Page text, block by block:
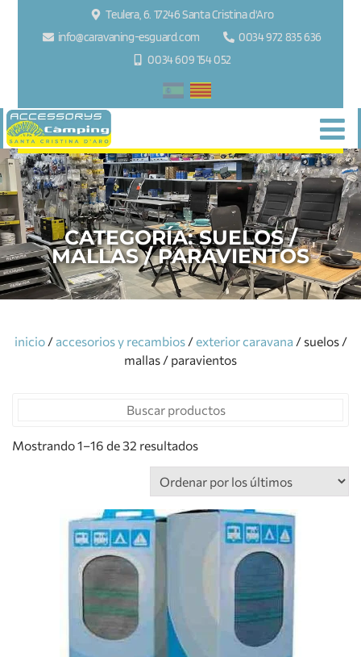
Teulera, 6. 17246 Santa Cristina d'Aro
info@caravaning-esguard.com
0034 972 835 636
0034 609 154 052
CATEGORÍA:SUELOS /
MALLAS / PARAVIENTOS
inicio/ accesorios y recambios/exterior caravana / suelos /
mallas / paravientos
Mostrando 1–16 de 32 resultados